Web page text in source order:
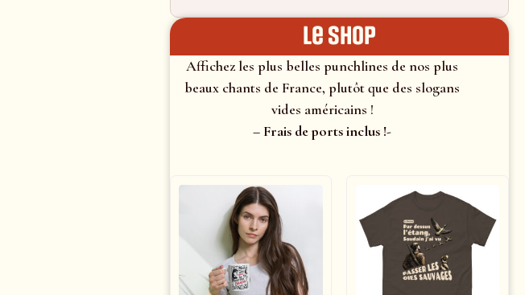
le shop
Affichez les plus belles punchlines de nos plus
beaux chants de France, plutôt que des slogans
vides américains !
– Frais de ports inclus !-